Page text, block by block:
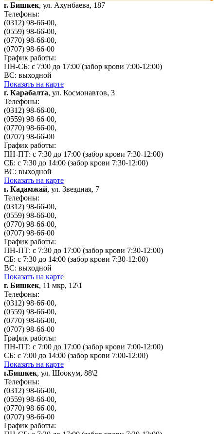
г. Бишкек, ул. Ахунбаева, 187
Телефоны:
(0312) 98-66-00,
(0559) 98-66-00,
(0770) 98-66-00,
(0707) 98-66-00
График работы:
ПН-СБ: с 7:00 до 17:00 (забор крови 7:00-12:00)
ВС: выходной
Показать на карте
г. Карабалта, ул. Космонавтов, 3
Телефоны:
(0312) 98-66-00,
(0559) 98-66-00,
(0770) 98-66-00,
(0707) 98-66-00
График работы:
ПН-ПТ: с 7:30 до 17:00 (забор крови 7:30-12:00)
СБ: с 7:30 до 14:00 (забор крови 7:30-12:00)
ВС: выходной
Показать на карте
г. Кадамжай, ул. Звездная, 7
Телефоны:
(0312) 98-66-00,
(0559) 98-66-00,
(0770) 98-66-00,
(0707) 98-66-00
График работы:
ПН-ПТ: с 7:30 до 17:00 (забор крови 7:30-12:00)
СБ: с 7:30 до 14:00 (забор крови 7:30-12:00)
ВС: выходной
Показать на карте
г. Бишкек, 11 мкр, 12\1
Телефоны:
(0312) 98-66-00,
(0559) 98-66-00,
(0770) 98-66-00,
(0707) 98-66-00
График работы:
ПН-ПТ: с 7:00 до 17:00 (забор крови 7:00-12:00)
СБ: с 7:00 до 14:00 (забор крови 7:00-12:00)
Показать на карте
г.Бишкек, ул. Шоокум, 88\2
Телефоны:
(0312) 98-66-00,
(0559) 98-66-00,
(0770) 98-66-00,
(0707) 98-66-00
График работы: